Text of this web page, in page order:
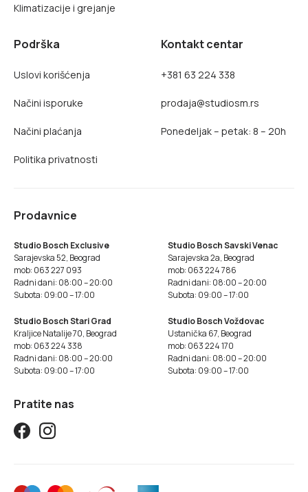
Klimatizacije i grejanje
Podrška
Uslovi korišćenja
Načini isporuke
Načini plaćanja
Politika privatnosti
Kontakt centar
+381 63 224 338
prodaja@studiosm.rs
Ponedeljak – petak: 8 – 20h
Prodavnice
Studio Bosch Exclusive
Sarajevska 52, Beograd
mob: 063 227 093
Radni dani: 08:00 – 20:00
Subota: 09:00 – 17:00
Studio Bosch Savski Venac
Sarajevska 2a, Beograd
mob: 063 224 786
Radni dani: 08:00 – 20:00
Subota: 09:00 – 17:00
Studio Bosch Stari Grad
Kraljice Natalije 70, Beograd
mob: 063 224 338
Radni dani: 08:00 – 20:00
Subota: 09:00 – 17:00
Studio Bosch Voždovac
Ustanička 67, Beograd
mob: 063 224 170
Radni dani: 08:00 – 20:00
Subota: 09:00 – 17:00
Pratite nas